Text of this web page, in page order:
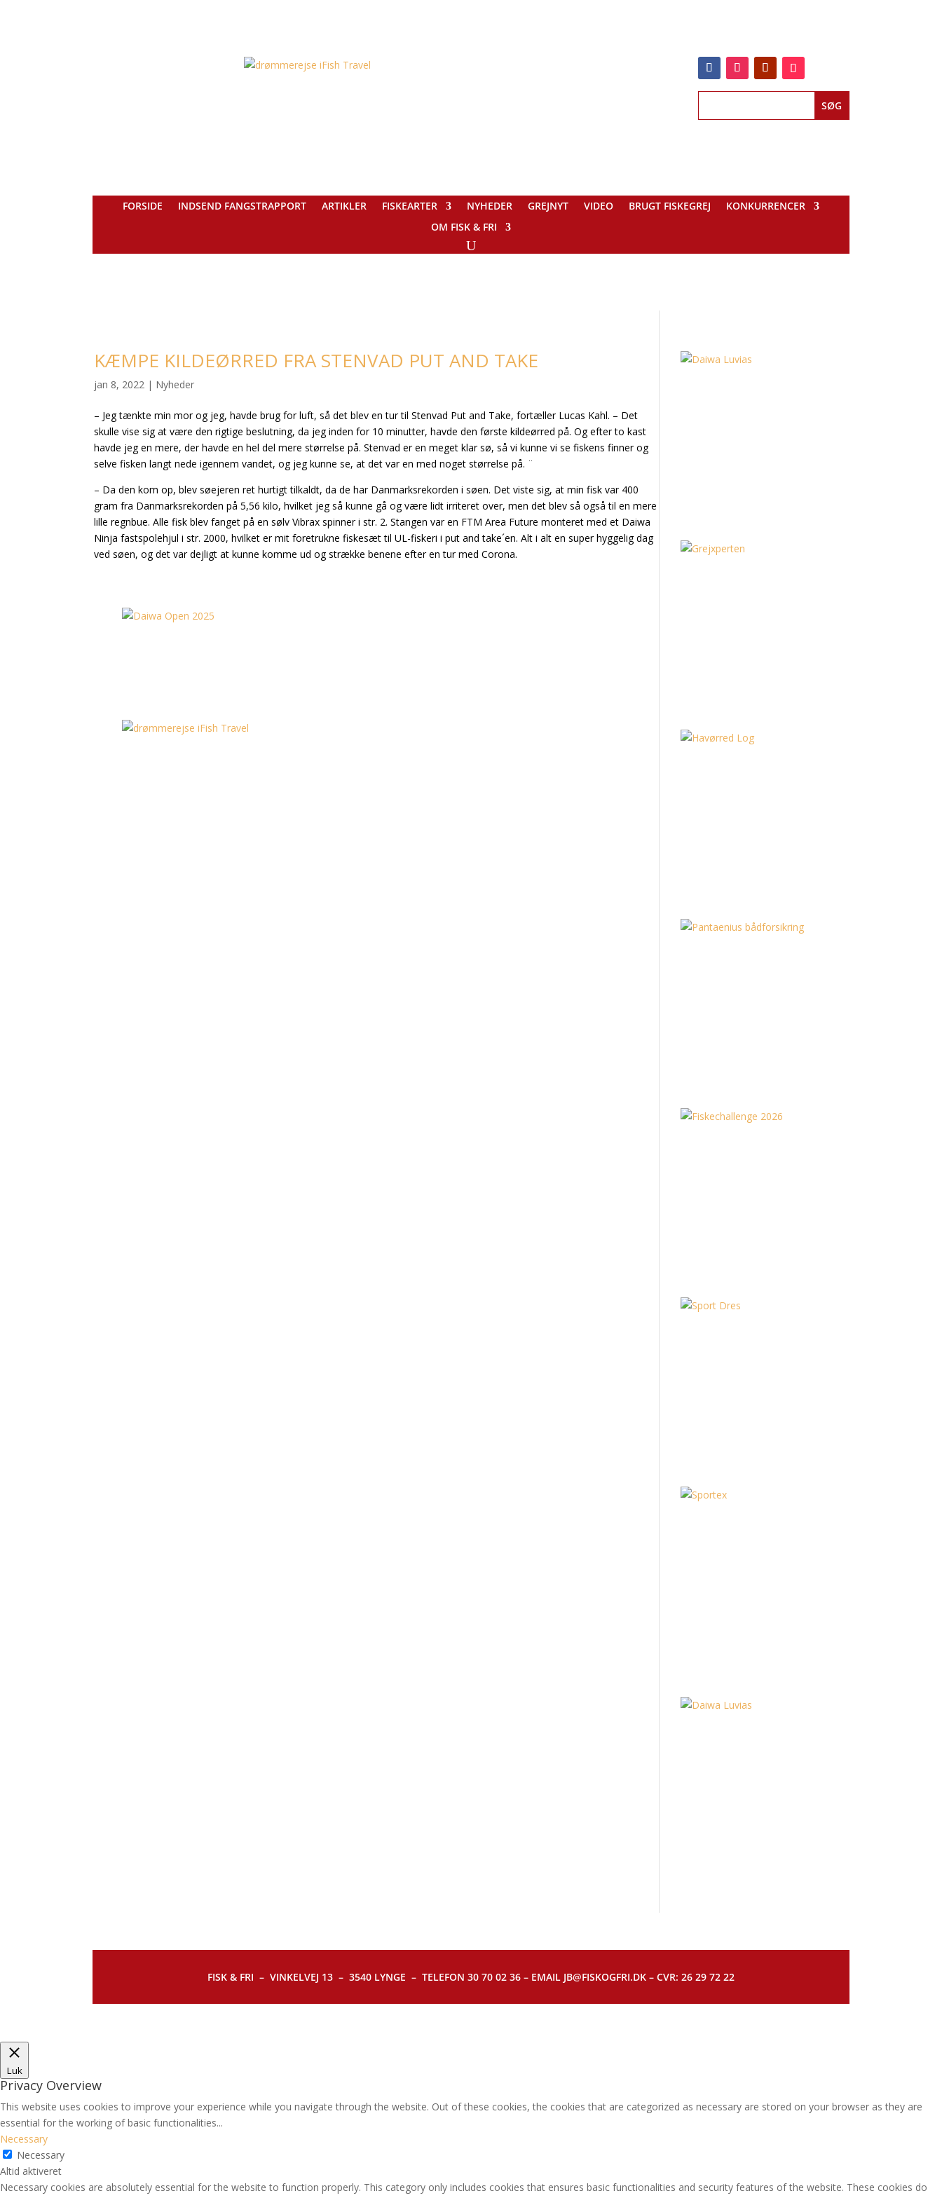
FORSIDE INDSEND FANGSTRAPPORT ARTIKLER FISKEARTER NYHEDER GREJNYT VIDEO BRUGT FISKEGREJ
KONKURRENCER
OM FISK & FRI
KÆMPE KILDEØRRED FRA STENVAD PUT AND TAKE
jan 8, 2022 | Nyheder
– Jeg tænkte min mor og jeg, havde brug for luft, så det blev en tur til Stenvad Put and Take, fortæller Lucas Kahl. – Det
skulle vise sig at være den rigtige beslutning, da jeg inden for 10 minutter, havde den første kildeørred på. Og efter to kast
havde jeg en mere, der havde en hel del mere størrelse på. Stenvad er en meget klar sø, så vi kunne vi se fiskens finner og
selve fisken langt nede igennem vandet, og jeg kunne se, at det var en med noget størrelse på. ¨
– Da den kom op, blev søejeren ret hurtigt tilkaldt, da de har Danmarksrekorden i søen. Det viste sig, at min fisk var 400
gram fra Danmarksrekorden på 5,56 kilo, hvilket jeg så kunne gå og være lidt irriteret over, men det blev så også til en mere
lille regnbue. Alle fisk blev fanget på en sølv Vibrax spinner i str. 2. Stangen var en FTM Area Future monteret med et Daiwa
Ninja fastspolehjul i str. 2000, hvilket er mit foretrukne fiskesæt til UL-fiskeri i put and take´en. Alt i alt en super hyggelig dag
ved søen, og det var dejligt at kunne komme ud og strække benene efter en tur med Corona.
FISK & FRI – VINKELVEJ 13 – 3540 LYNGE – TELEFON 30 70 02 36 – EMAIL JB@FISKOGFRI.DK – CVR: 26 29 72 22
Luk
Privacy Overview
This website uses cookies to improve your experience while you navigate through the website. Out of these cookies, the cookies that are categorized as necessary are stored on your browser as they are
essential for the working of basic functionalities...
Necessary
Necessary
Altid aktiveret
Necessary cookies are absolutely essential for the website to function properly. This category only includes cookies that ensures basic functionalities and security features of the website. These cookies do